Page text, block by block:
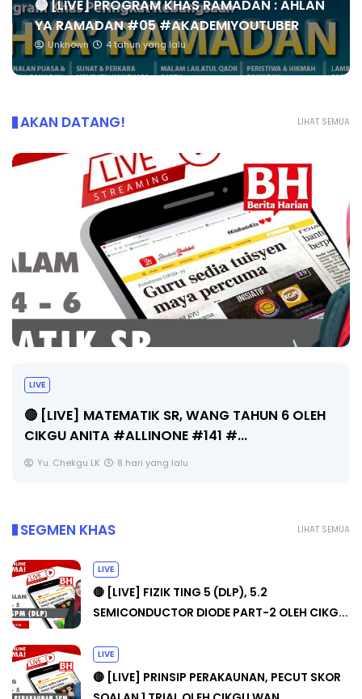
🔴 [LIVE] PROGRAM KHAS RAMADAN : AHLAN
YA RAMADAN #05 #AKADEMIYOUTUBER
Unknown 4 tahun yang lalu
LIHAT SEMUA
AKAN DATANG!
Sejarah Tingkatan 4
Unknown 8 hari yang lalu
LIHAT SEMUA
SEGMEN KHAS
LIVE
🔴 [LIVE] FIZIK TING 5 (DLP), 5.2
SEMICONDUCTOR DIODE PART-2 OLEH CIKG...
LIVE
🔴 [LIVE] PRINSIP PERAKAUNAN, PECUT SKOR